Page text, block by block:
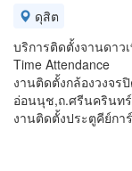
ดุสิต
บริการติดตั้งจานดาว
Time Attendance
งานติดตั้งกล้องวงจร
อ่อนนุช,ถ.ศรีนครินท
งานติดตั้งประตูคีย์กา